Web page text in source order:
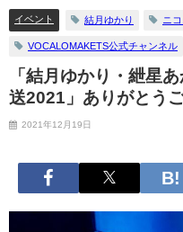
イベント 結月ゆかり ニ
VOCALOMAKETS公式チャンネル
「結月ゆかり・紲星
送2021」ありがとう
2021年12月19日